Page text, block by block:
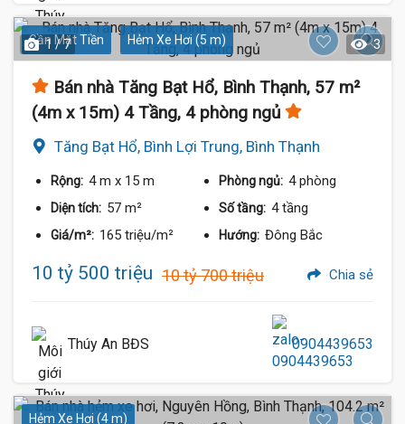
Gần Mặt Tiền Hẻm Xe Hơi (5 m)
1 / 7 3
Bán nhà Tăng Bạt Hổ, Bình Thạnh, 57 m²
(4m x 15m) 4 Tầng, 4 phòng ngủ
Tăng Bạt Hổ, Bình Lợi Trung, Bình Thạnh
Rộng: 4 m x 15 m Phòng ngủ: 4 phòng
Diện tích: 57 m² Số tầng: 4 tầng
Giá/m²: 165 triệu/m² Hướng: Đông Bắc
10 tỷ 500 triệu 10 tỷ 700 triệu Chia sẻ
Thúy An BĐS 0904439653
Hẻm Xe Hơi (4 m)